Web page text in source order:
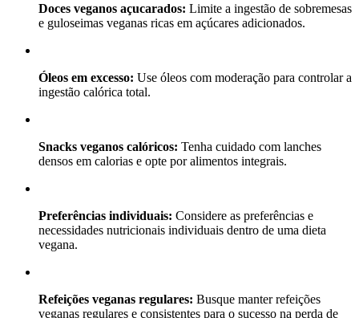
Doces veganos açucarados: Limite a ingestão de sobremesas
e guloseimas veganas ricas em açúcares adicionados.
Óleos em excesso: Use óleos com moderação para controlar a
ingestão calórica total.
Snacks veganos calóricos: Tenha cuidado com lanches
densos em calorias e opte por alimentos integrais.
Preferências individuais: Considere as preferências e
necessidades nutricionais individuais dentro de uma dieta
vegana.
Refeições veganas regulares: Busque manter refeições
veganas regulares e consistentes para o sucesso na perda de